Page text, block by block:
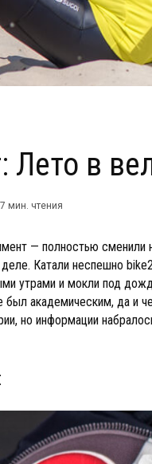
Лето в
7 мин. чтения
— полностью сменили
Катали неспешно
утрами и мокли под
был академическим, да и
но информации